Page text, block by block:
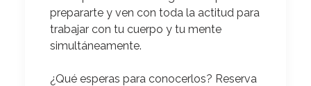
prepararte y ven con toda la actitud para
trabajar con tu cuerpo y tu mente
simultáneamente.
¿Qué esperas para conocerlos? Reserva